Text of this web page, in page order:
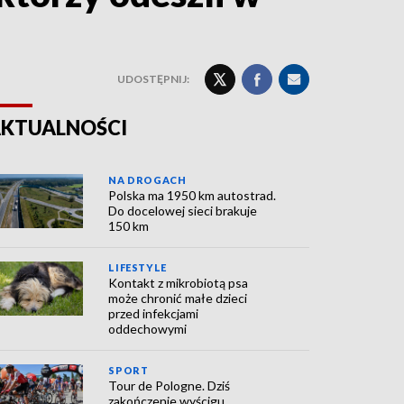
UDOSTĘPNIJ:
NA DROGACH
Polska ma 1950 km autostrad.
Do docelowej sieci brakuje
150 km
LIFESTYLE
Kontakt z mikrobiotą psa
może chronić małe dzieci
przed infekcjami
oddechowymi
SPORT
Tour de Pologne. Dziś
zakończenie wyścigu